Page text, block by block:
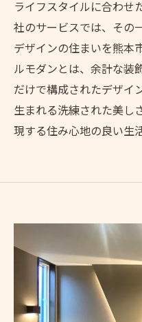
ライフスタイルに合わせ
社のサービスでは、その
デザインの住まいを熊本
ルモダンとは、余計な装
だけで構成されたデザイ
生まれる洗練された美し
現する住み心地の良い生